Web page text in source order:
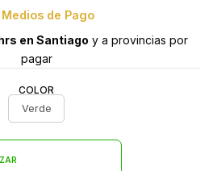
de Pago
en Santiago y a provincias por
pagar
COLOR
Verde